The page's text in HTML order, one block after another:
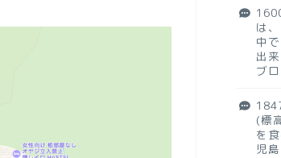
は
中
出
ブ
(標
を
児